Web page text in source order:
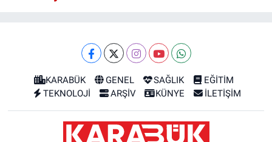
KARABÜK GENEL SAĞLIK
EĞİTİM
TEKNOLOJİ
ARŞİV KÜNYE İLETİŞİM